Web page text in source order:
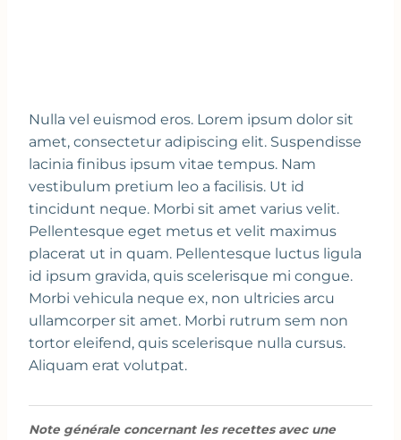
Nulla vel euismod eros. Lorem ipsum dolor sit
amet, consectetur adipiscing elit. Suspendisse
lacinia finibus ipsum vitae tempus. Nam
vestibulum pretium leo a facilisis. Ut id
tincidunt neque. Morbi sit amet varius velit.
Pellentesque eget metus et velit maximus
placerat ut in quam. Pellentesque luctus ligula
id ipsum gravida, quis scelerisque mi congue.
Morbi vehicula neque ex, non ultricies arcu
ullamcorper sit amet. Morbi rutrum sem non
tortor eleifend, quis scelerisque nulla cursus.
Aliquam erat volutpat.
Note générale concernant les recettes avec une